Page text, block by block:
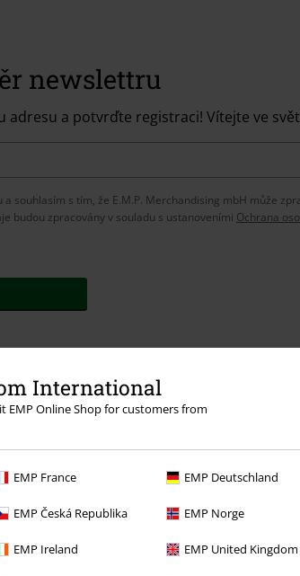
International
EMP Online Shop for customers from
EMP France EMP Deutschland
EMP Česká Republika EMP Norge
EMP Ireland EMP United Kingdom
newslettru
adresu a potvrďte registraci! Vítejte ve
souhlasím s tím, že E.M.P. Merchandising mbH může
budou zpracovány v souladu s ustanoveními Ochrana